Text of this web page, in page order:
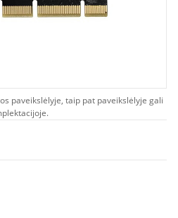
paveikslėlyje, taip pat paveikslėlyje gali